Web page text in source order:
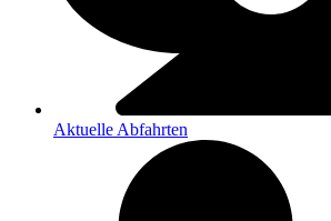
Aktuelle Abfahrten